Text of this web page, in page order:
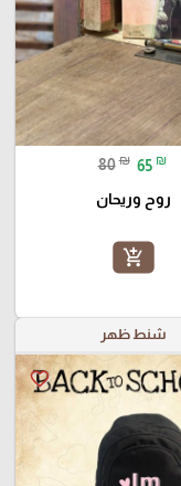
80 ₪ 65 ₪
روح وريحان
add_shopping_cart
شنط ظهر
favorite_border